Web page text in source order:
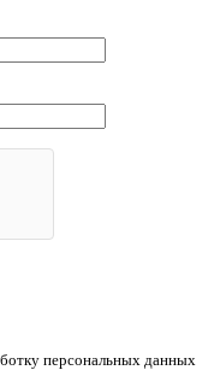
персональных данных